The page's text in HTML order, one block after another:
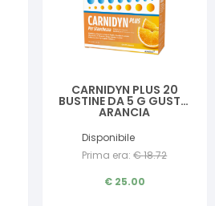
CARNIDYN PLUS 20
BUSTINE DA 5 G GUSTO
ARANCIA
Disponibile
Prima era: €18.72
€ 25.00